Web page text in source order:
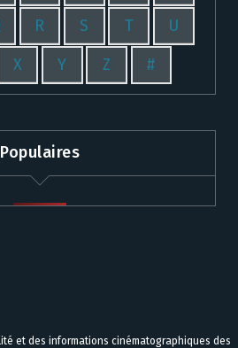
R S T U
X Y Z #
Populaires
et des informations cinématographiques des